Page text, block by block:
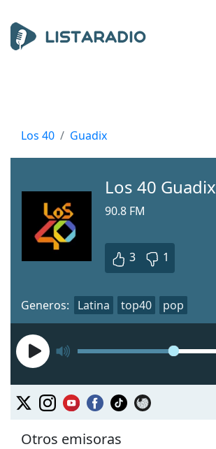
Los 40 Guadix
Los 40 Guadix
90.8 FM
3 1
Generos: Latina top40 pop
Otros emisoras